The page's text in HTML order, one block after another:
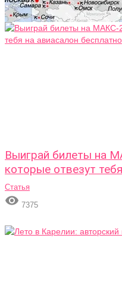
Выиграй билеты на
которые отвезут
Статья
 7375